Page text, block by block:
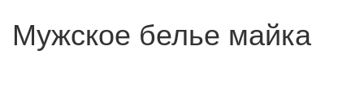
Мужское белье майка